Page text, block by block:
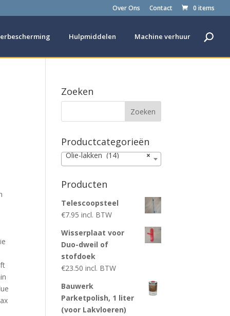
Over Ons Contact 0 items
Hulpmiddelen Machine verhuur
Zoeken
Productcategorieën
×
Olie-lakken (14)
Producten
Telescoopsteel
€7.95 incl. BTW
Wisserplaat voor
Duo-dweil of
stofdoek
€23.50 incl. BTW
Bauwerk
Parketpolish, 1 liter
(voor Lakvloeren)